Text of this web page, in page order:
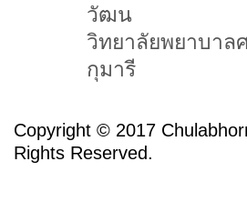
วัฒน
วิทยาลัยพยาบาล
กุมารี
Copyright © 2017
Rights Reserved.